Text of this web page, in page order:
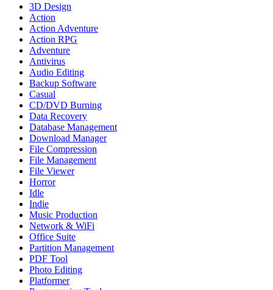
3D Design
Action
Action Adventure
Action RPG
Adventure
Antivirus
Audio Editing
Backup Software
Casual
CD/DVD Burning
Data Recovery
Database Management
Download Manager
File Compression
File Management
File Viewer
Horror
Idle
Indie
Music Production
Network & WiFi
Office Suite
Partition Management
PDF Tool
Photo Editing
Platformer